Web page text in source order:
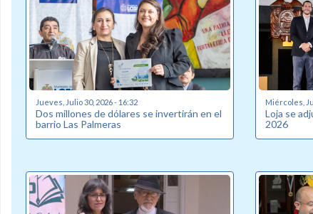
Jueves, Julio 30, 2026 - 16:32
Dos millones de dólares se invertirán en el
barrio Las Palmeras
Miércoles,
Loja se
2026